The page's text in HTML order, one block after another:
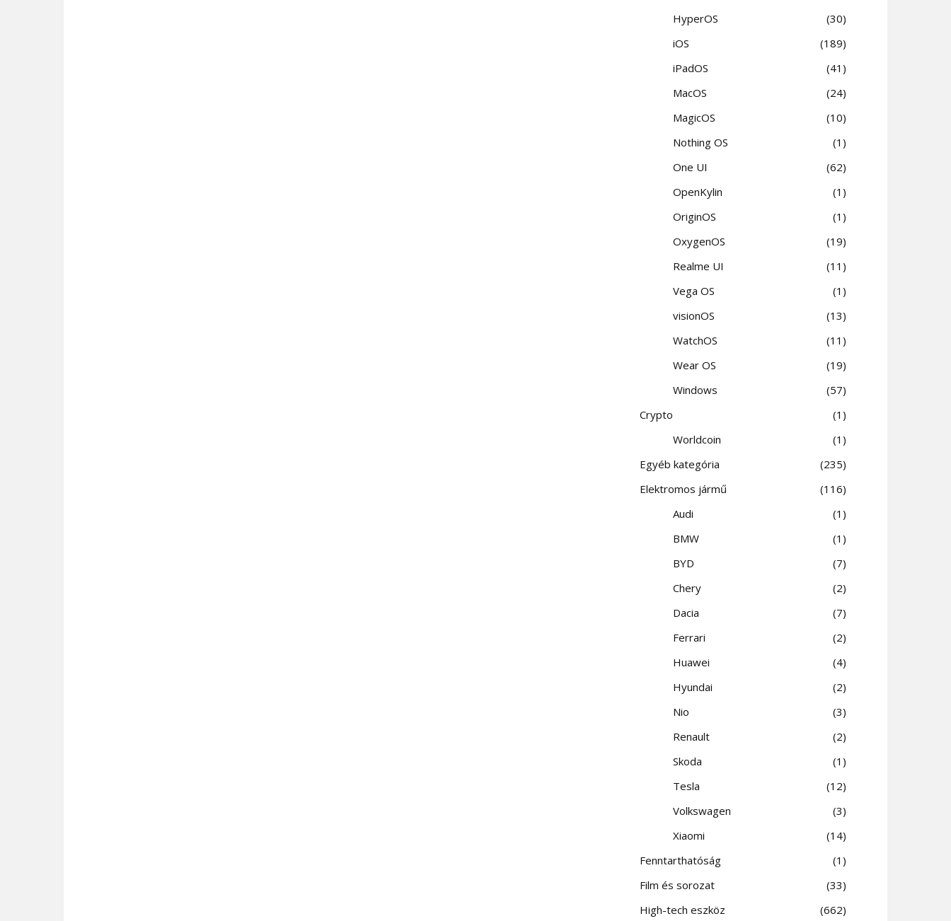
HyperOS
30
iOS
189
iPadOS
41
MacOS
24
MagicOS
10
Nothing OS
1
One UI
62
OpenKylin
1
OriginOS
1
OxygenOS
19
Realme UI
11
Vega OS
1
visionOS
13
WatchOS
11
Wear OS
19
Windows
57
Crypto
1
Worldcoin
1
Egyéb kategória
235
Elektromos jármű
116
Audi
1
BMW
1
BYD
7
Chery
2
Dacia
7
Ferrari
2
Huawei
4
Hyundai
2
Nio
3
Renault
2
Skoda
1
Tesla
12
Volkswagen
3
Xiaomi
14
Fenntarthatóság
1
Film és sorozat
33
High-tech eszköz
662